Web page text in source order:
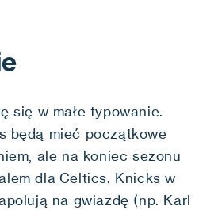
się w małe typowanie.
będą mieć początkowe
ale na koniec sezonu
dla Celtics. Knicks w
na gwiazdę (np. Karl